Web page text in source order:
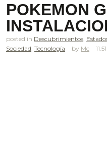
POKEMON
posted in Descubrimientos,
Sociedad, Tecnología Mc